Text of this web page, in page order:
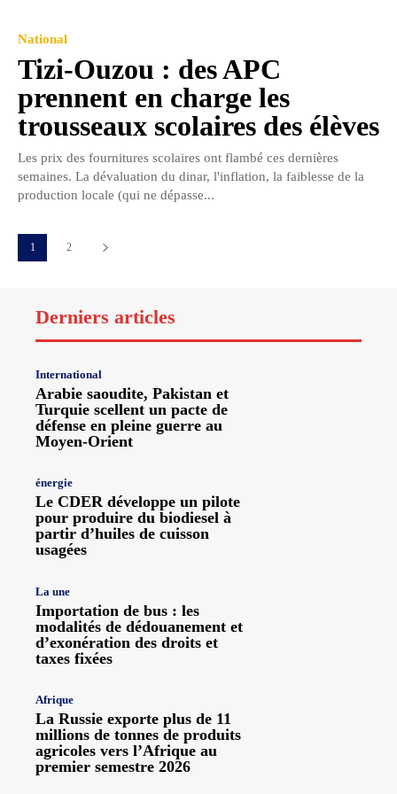
National
Tizi-Ouzou : des APC
prennent en charge les
trousseaux scolaires des élèves
Les prix des fournitures scolaires ont flambé ces dernières
semaines. La dévaluation du dinar, l'inflation, la faiblesse de la
production locale (qui ne dépasse...
1 2
Derniers articles
International
Arabie saoudite, Pakistan et
Turquie scellent un pacte de
défense en pleine guerre au
Moyen-Orient
énergie
Le CDER développe un pilote
pour produire du biodiesel à
partir d’huiles de cuisson
usagées
La une
Importation de bus : les
modalités de dédouanement et
d’exonération des droits et
taxes fixées
Afrique
La Russie exporte plus de 11
millions de tonnes de produits
agricoles vers l’Afrique au
premier semestre 2026